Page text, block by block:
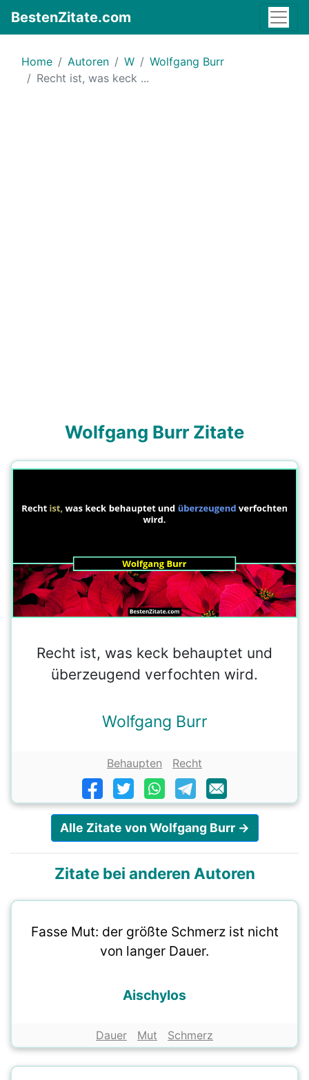
BestenZitate.com
Home Autoren W
Wolfgang Burr
Recht ist, was keck ...
Wolfgang Burr Zitate
Recht ist, was keck behauptet und
überzeugend verfochten wird.
Wolfgang Burr
Behaupten Recht
Alle Zitate von Wolfgang Burr →
Zitate bei anderen Autoren
Fasse Mut: der größte Schmerz ist nicht
von langer Dauer.
Aischylos
Dauer Mut Schmerz